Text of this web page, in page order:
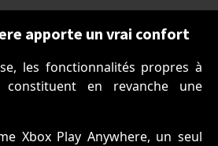
apporte un vrai confort
les fonctionnalités propres à
constituent en revanche une
Xbox Play Anywhere, un seul